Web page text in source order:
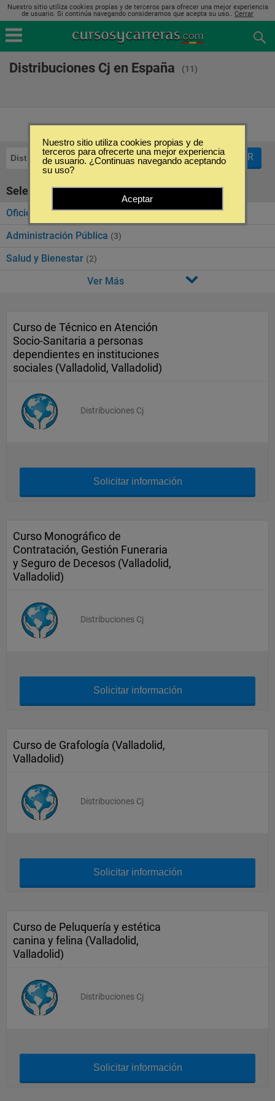
Nuestro sitio utiliza cookies propias y de terceros para ofrecer una mejor experiencia
de usuario. Si continúa navegando consideramos que acepta su uso.. Cerrar
Distribuciones Cj en España (11)
Distribuciones Cj FILTRAR
Seleccione la categoría
Oficios
Administración Pública (3)
Salud y Bienestar (2)
Ver Más
Curso de Técnico en Atención
Socio-Sanitaria a personas
dependientes en instituciones
sociales (Valladolid, Valladolid)
Distribuciones Cj
Solicitar información
Curso Monográfico de
Contratación, Gestión Funeraria
y Seguro de Decesos (Valladolid,
Valladolid)
Distribuciones Cj
Solicitar información
Curso de Grafología (Valladolid,
Valladolid)
Distribuciones Cj
Solicitar información
Curso de Peluquería y estética
canina y felina (Valladolid,
Valladolid)
Distribuciones Cj
Solicitar información
Nuestro sitio utiliza cookies propias y de
terceros para ofrecerte una mejor experiencia
de usuario. ¿Continuas navegando aceptando
su uso?
Aceptar